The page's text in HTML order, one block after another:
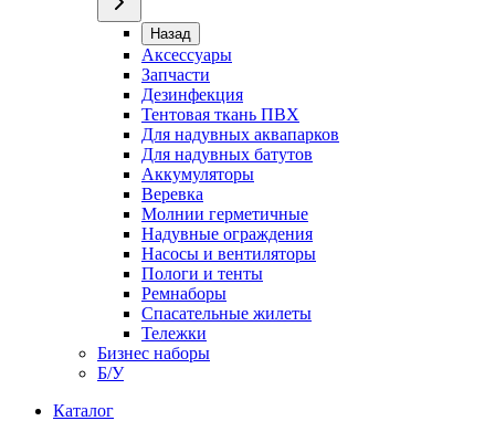
Назад
Аксессуары
Запчасти
Дезинфекция
Тентовая ткань ПВХ
Для надувных аквапарков
Для надувных батутов
Аккумуляторы
Веревка
Молнии герметичные
Надувные ограждения
Насосы и вентиляторы
Пологи и тенты
Ремнаборы
Спасательные жилеты
Тележки
Бизнес наборы
Б/У
Каталог